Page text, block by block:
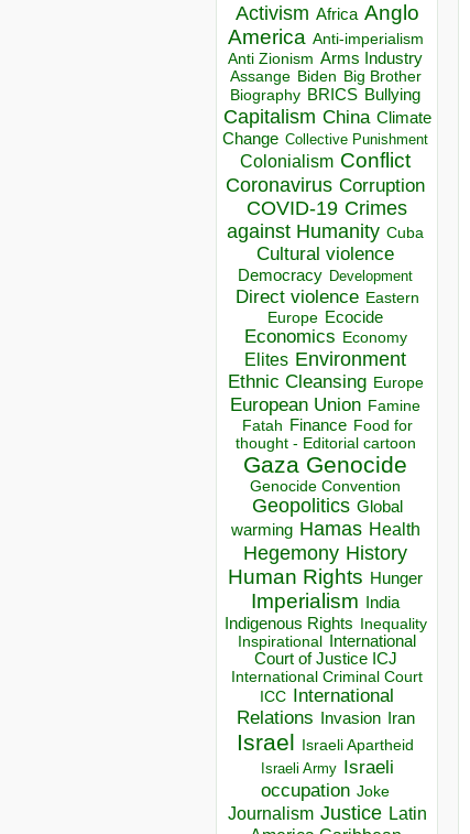
Activism Africa Anglo
America Anti-imperialism
Anti Zionism Arms Industry
Assange Biden Big Brother
Biography BRICS Bullying
Capitalism China Climate
Change Collective Punishment
Colonialism Conflict
Coronavirus Corruption
COVID-19 Crimes
against Humanity Cuba
Cultural violence
Democracy Development
Direct violence Eastern
Europe Ecocide
Economics Economy
Elites Environment
Ethnic Cleansing Europe
European Union Famine
Fatah Finance Food for
thought - Editorial cartoon
Gaza Genocide
Genocide Convention
Geopolitics Global
warming Hamas Health
Hegemony History
Human Rights Hunger
Imperialism India
Indigenous Rights Inequality
Inspirational
International
Court of Justice ICJ
International Criminal Court
ICC
International
Relations
Invasion Iran
Israel Israeli Apartheid
Israeli Army Israeli
occupation Joke
Journalism Justice Latin